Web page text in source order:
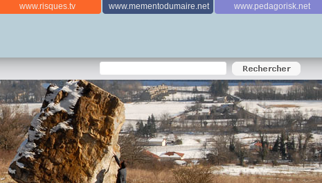
www.risques.tv www.mementodumaire.net www.pedagorisk.net